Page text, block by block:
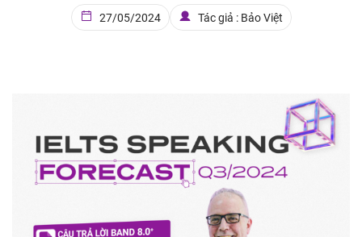
27/05/2024 Tác giả : Bảo Việt